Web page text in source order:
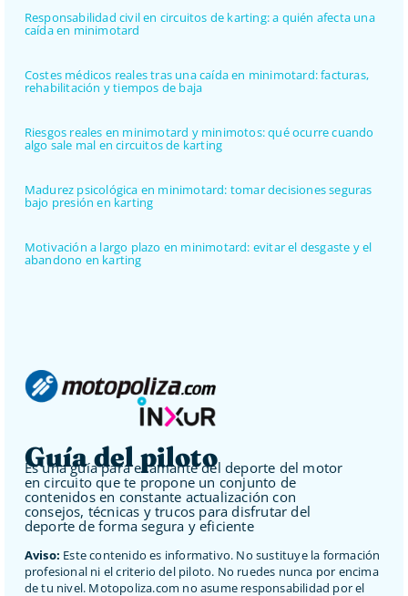
Responsabilidad civil en circuitos de karting: a quién afecta una
caída en minimotard
Costes médicos reales tras una caída en minimotard: facturas,
rehabilitación y tiempos de baja
Riesgos reales en minimotard y minimotos: qué ocurre cuando
algo sale mal en circuitos de karting
Madurez psicológica en minimotard: tomar decisiones seguras
bajo presión en karting
Motivación a largo plazo en minimotard: evitar el desgaste y el
abandono en karting
Guía del piloto
Es una guía para el amante del deporte del motor
en circuito que te propone un conjunto de
contenidos en constante actualización con
consejos, técnicas y trucos para disfrutar del
deporte de forma segura y eficiente
Aviso: Este contenido es informativo. No sustituye la formación
profesional ni el criterio del piloto. No ruedes nunca por encima
de tu nivel. Motopoliza.com no asume responsabilidad por el